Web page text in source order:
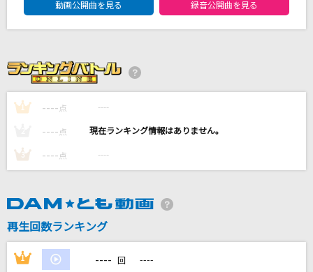
槇原敬之(Makihara)
Soranji
Mrs. GREEN APPLE
心海
カラフルピーチ
動画公開曲を見る
録音公開曲を見る
1 ---- 点 ----
---- 点 ----
3 ---- 点 ----
再生回数ランキング
1 ---- 回 ----